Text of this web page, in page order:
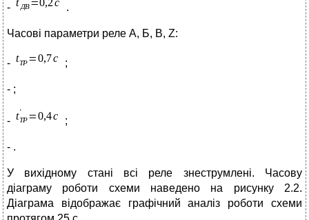
- .
Часові параметри реле А, Б, В, Z:
- ;
- ;
- ;
- .
У вихідному стані всі реле знеструмлені. Часову
діаграму роботи схеми наведено на рисунку 2.2.
Діаграма відображає графічний аналіз роботи схеми